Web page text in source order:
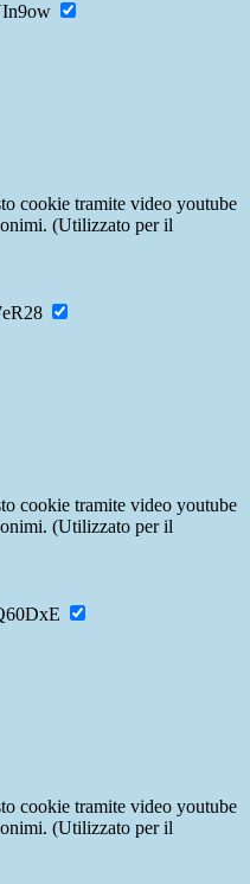
cookie tramite video youtube
(Utilizzato per il
cookie tramite video youtube
(Utilizzato per il
cookie tramite video youtube
(Utilizzato per il